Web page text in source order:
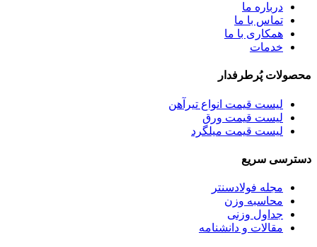
درباره ما
تماس با ما
همکاری با ما
خدمات
محصولات پُرطرفدار
لیست قیمت انواع تیرآهن
لیست قیمت ورق
لیست قیمت میلگرد
دسترسی سریع
مجله فولادسنتر
محاسبه وزن
جداول وزنی
مقالات و دانشنامه